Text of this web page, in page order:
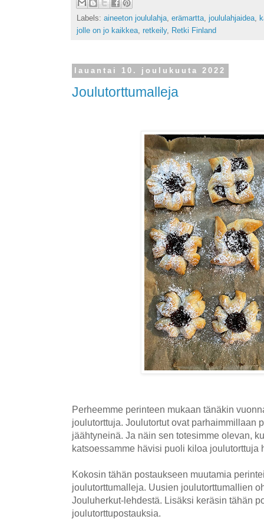
Labels: aineeton joululahja erämartta joululahjaidea
jolle on jo kaikkea retkeily, Retki Finland
lauantai 10. joulukuuta 2022
Joulutorttumalleja
Perheemme perinteen mukaan tänäkin
joulutorttuja. Joulutortut ovat parhaimmillaan
jäähtyneinä. Ja näin sen totesimme olevan,
katsoessamme hävisi puoli kiloa joulutorttuja
Kokosin tähän postaukseen muutamia
joulutorttumalleja. Uusien joulutorttumallien
Jouluherkut-lehdestä. Lisäksi keräsin tähän
joulutorttupostauksia.